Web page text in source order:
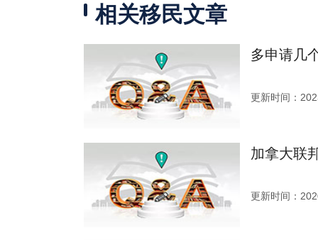
相关移民文章
多申请几
更新时间：
加拿大联
更新时间：